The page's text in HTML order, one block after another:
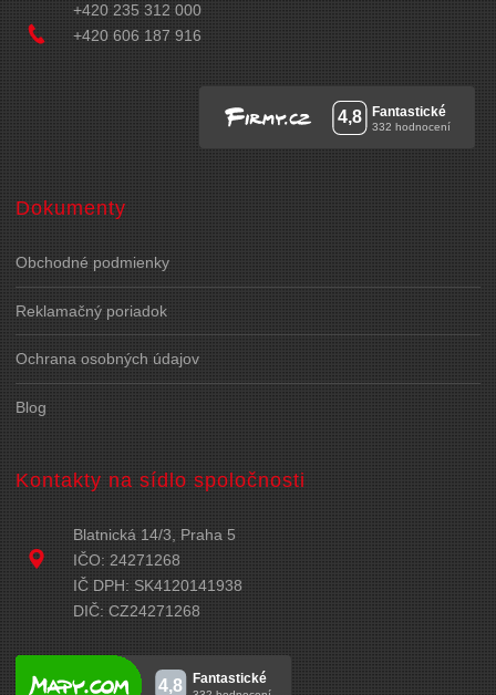
+420 235 312 000
+420 606 187 916
Dokumenty
Obchodné podmienky
Reklamačný poriadok
Ochrana osobných údajov
Blog
Kontakty na sídlo spoločnosti
Blatnická 14/3, Praha 5
IČO: 24271268
IČ DPH: SK4120141938
DIČ: CZ24271268